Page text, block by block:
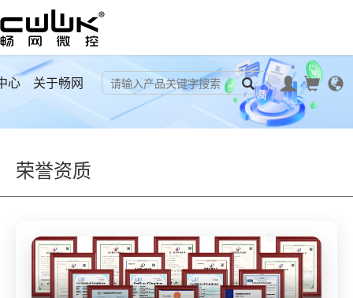
心 关于畅网
荣誉资质
企业认证证书